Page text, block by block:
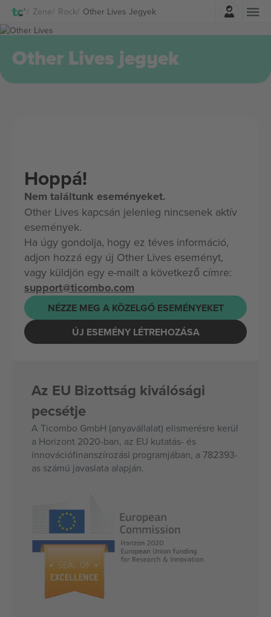
Zene Rock Other Lives JegyekBelépés
Other Lives jegyek
Hoppá!
Nem találtunk eseményeket.
Other Lives kapcsán jelenleg nincsenek aktív
események.
Ha úgy gondolja, hogy ez téves információ,
adjon hozzá egy új Other Lives eseményt,
vagy küldjön egy e-mailt a következő címre:
support@ticombo.com
NÉZZE MEG A KÖZELGŐ ESEMÉNYEKET
ÚJ ESEMÉNY LÉTREHOZÁSA
Az EU Bizottság kiválósági
pecsétje
A Ticombo GmbH (anyavállalat) elismerésre kerül
a Horizont 2020-ban, az EU kutatás- és
innovációfinanszírozási programjában, a 782393-
as számú javaslata alapján.